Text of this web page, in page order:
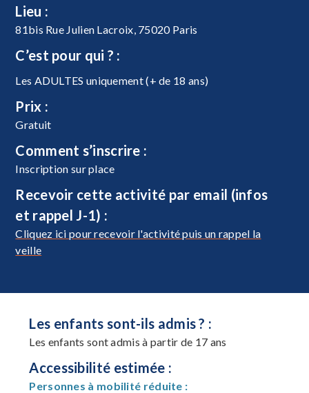
Lieu :
81bis Rue Julien Lacroix, 75020 Paris
C’est pour qui ? :
Les ADULTES uniquement (+ de 18 ans)
Prix :
Gratuit
Comment s’inscrire :
Inscription sur place
Recevoir cette activité par email (infos
et rappel J-1) :
Cliquez ici pour recevoir l'activité puis un rappel la
veille
Les enfants sont-ils admis ? :
Les enfants sont admis à partir de 17 ans
Accessibilité estimée :
Personnes à mobilité réduite :